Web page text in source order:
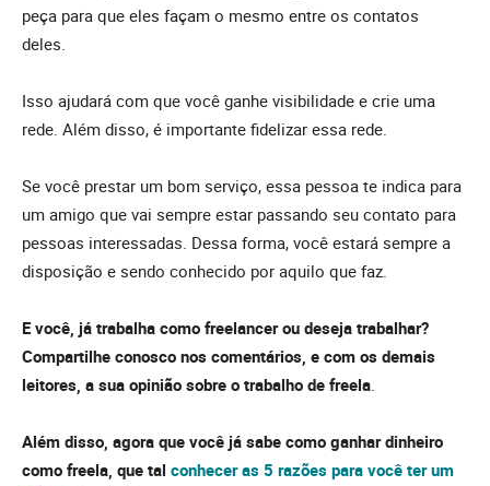
peça para que eles façam o mesmo entre os contatos
deles.
Isso ajudará com que você ganhe visibilidade e crie uma
rede. Além disso, é importante fidelizar essa rede.
Se você prestar um bom serviço, essa pessoa te indica para
um amigo que vai sempre estar passando seu contato para
pessoas interessadas. Dessa forma, você estará sempre a
disposição e sendo conhecido por aquilo que faz.
E você, já trabalha como freelancer ou deseja trabalhar?
Compartilhe conosco nos comentários, e com os demais
leitores, a sua opinião sobre o trabalho de freela.
Além disso, agora que você já sabe como ganhar dinheiro
como freela, que tal conhecer as 5 razões para você ter um